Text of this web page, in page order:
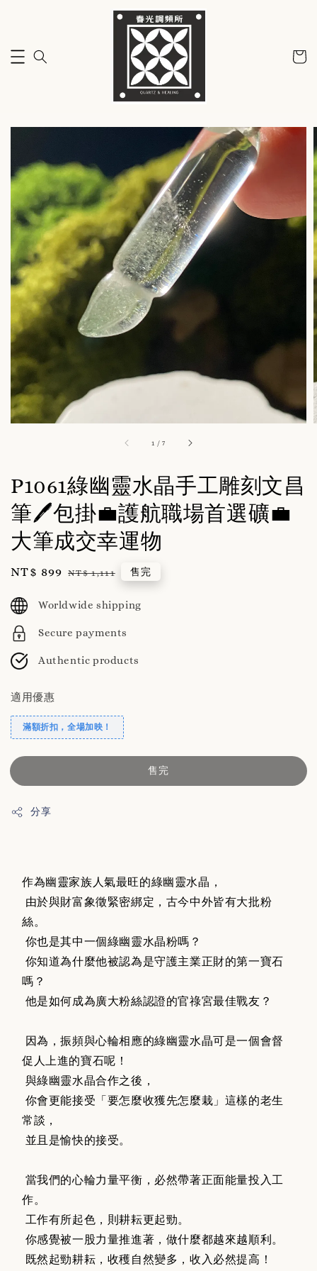
1 /7
P1061綠幽靈水晶手工雕刻文昌
筆🖊️包掛💼護航職場首選礦💼
大筆成交幸運物
Sale
NT$ 899 Regular
NT$ 1,111 售完
Worldwide shipping
Secure payments
Authentic products
適用優惠
滿額折扣，全場加映！
售完
分享
作為幽靈家族人氣最旺的綠幽靈水晶，
由於與財富象徵緊密綁定，古今中外皆有大批粉
絲。
你也是其中一個綠幽靈水晶粉嗎？
你知道為什麼他被認為是守護主業正財的第一寶石
嗎？
他是如何成為廣大粉絲認證的官祿宮最佳戰友？
因為，振頻與心輪相應的綠幽靈水晶可是一個會督
促人上進的寶石呢！
與綠幽靈水晶合作之後，
你會更能接受「要怎麼收獲先怎麼栽」這樣的老生
常談，
並且是愉快的接受。
當我們的心輪力量平衡，必然帶著正面能量投入工
作。
工作有所起色，則耕耘更起勁。
你感覺被一股力量推進著，做什麼都越來越順利。
既然起勁耕耘，收穫自然變多，收入必然提高！